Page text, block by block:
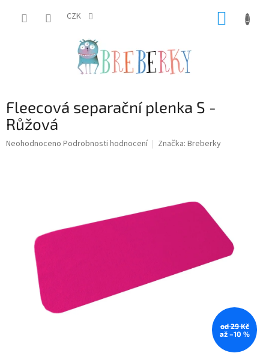
CZK
Fleecová separační plenka S -
Růžová
Průměrné
Neohodnoceno Podrobnosti hodnocení Značka: Breberky
od 29 Kč
až –10 %